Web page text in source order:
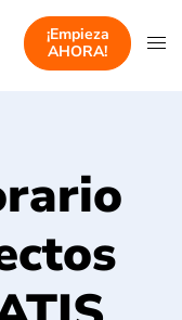
¡Empieza
AHORA!